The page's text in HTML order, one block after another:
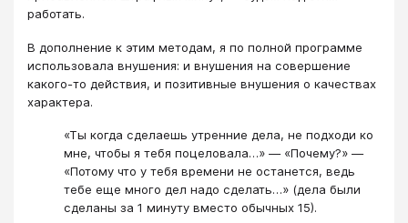
работать.
В дополнение к этим методам, я по полной программе
использовала внушения: и внушения на совершение
какого-то действия, и позитивные внушения о качествах
характера.
«Ты когда сделаешь утренние дела, не подходи ко
мне, чтобы я тебя поцеловала…» ― «Почему?» ―
«Потому что у тебя времени не останется, ведь
тебе еще много дел надо сделать…» (дела были
сделаны за 1 минуту вместо обычных 15).